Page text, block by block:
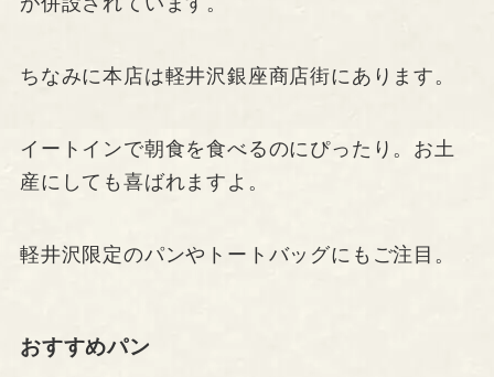
ちなみに本店は軽井沢銀座商店街にあります。
イートインで朝食を食べるのにぴったり。お土
産にしても喜ばれますよ。
軽井沢限定のパンやトートバッグにもご注目。
おすすめパン